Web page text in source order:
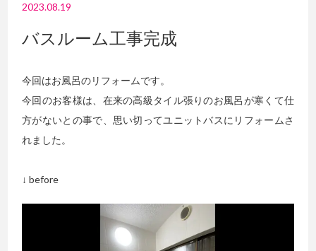
2023.08.19
バスルーム工事完成
今回はお風呂のリフォームです。
今回のお客様は、在来の高級タイル張りのお風呂が寒くて仕
方がないとの事で、思い切ってユニットバスにリフォームさ
れました。
↓ before